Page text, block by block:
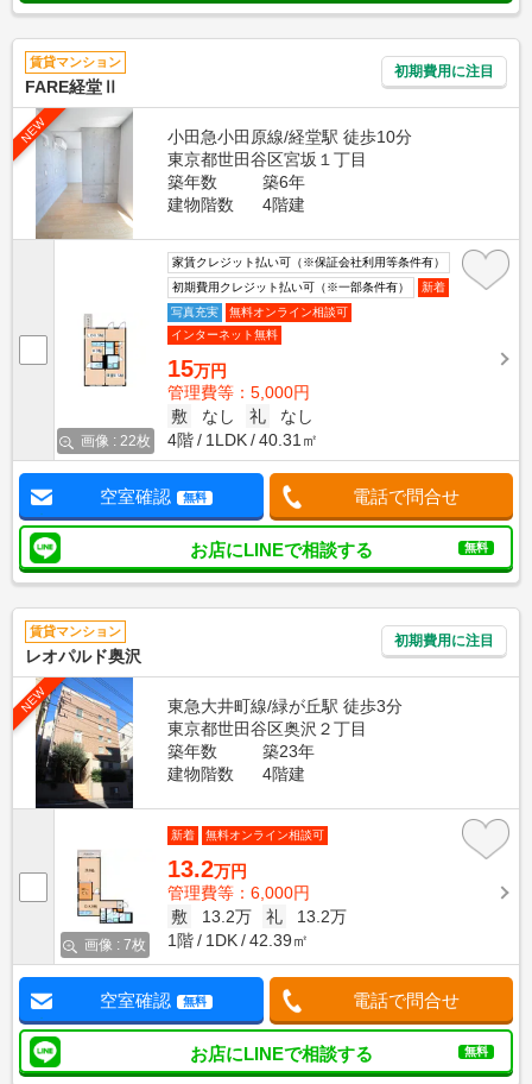
賃貸マンション
FARE経堂Ⅱ
初期費用に注目
NEW
小田急小田原線/経堂駅 徒歩10分
東京都世田谷区宮坂１丁目
築年数
築6年
建物階数
4階建
画像 : 22枚
家賃クレジット払い可（※保証会社利用等条件有）
初期費用クレジット払い可（※一部条件有）
新着
写真充実
無料オンライン相談可
インターネット無料
15万円
管理費等：5,000円
敷
なし 礼
なし
4階
1LDK 40.31㎡
空室確認 無料 電話で問合せ
お店にLINEで相談する 無料
賃貸マンション
レオパルド奥沢
初期費用に注目
NEW
東急大井町線/緑が丘駅 徒歩3分
東京都世田谷区奥沢２丁目
築年数
築23年
建物階数
4階建
画像 : 7枚
新着 無料オンライン相談可
13.2万円
管理費等：6,000円
敷
13.2万 礼
13.2万
1階
1DK 42.39㎡
空室確認 無料 電話で問合せ
お店にLINEで相談する 無料